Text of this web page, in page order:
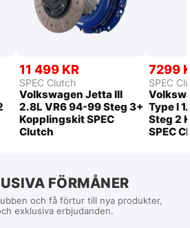
11 499 KR
SPEC Clutch
Volkswagen Jetta III
2.8L VR6 94-99 Steg 3+
Kopplingskit SPEC
Clutch
7299
SPEC
Type I
Steg 2
SPEC
FÖRMÅNER
och få förtur till nya produkter,
exklusiva erbjudanden.